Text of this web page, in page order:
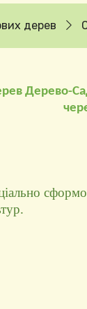
дерев
Дерево-